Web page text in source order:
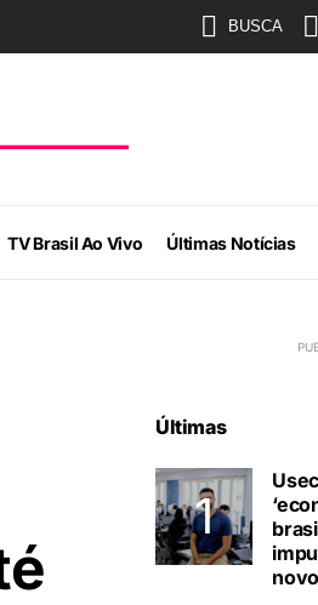
BUSCA
TV Brasil Ao Vivo Últimas Notícias
Últimas